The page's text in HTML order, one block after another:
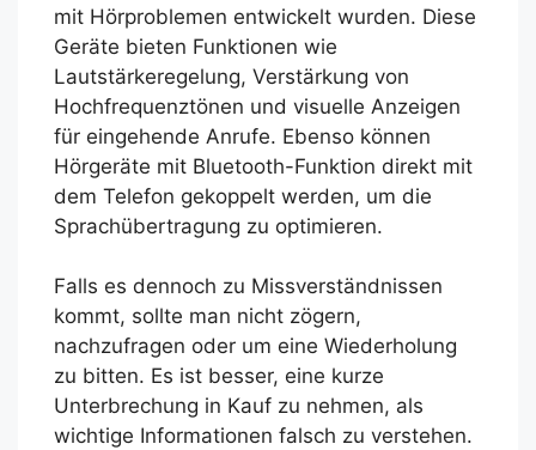
mit Hörproblemen entwickelt wurden. Diese
Geräte bieten Funktionen wie
Lautstärkeregelung, Verstärkung von
Hochfrequenztönen und visuelle Anzeigen
für eingehende Anrufe. Ebenso können
Hörgeräte mit Bluetooth-Funktion direkt mit
dem Telefon gekoppelt werden, um die
Sprachübertragung zu optimieren.
Falls es dennoch zu Missverständnissen
kommt, sollte man nicht zögern,
nachzufragen oder um eine Wiederholung
zu bitten. Es ist besser, eine kurze
Unterbrechung in Kauf zu nehmen, als
wichtige Informationen falsch zu verstehen.